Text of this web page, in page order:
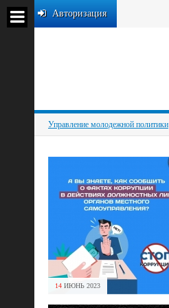
Авторизация
Управление молодежной политики
14 ИЮНЬ 2023